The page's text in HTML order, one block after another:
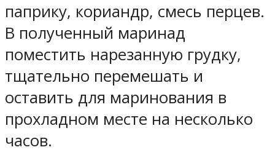
паприку, кориандр, смесь перцев.
В полученный маринад
поместить нарезанную грудку,
тщательно перемешать и
оставить для маринования в
прохладном месте на несколько
часов.